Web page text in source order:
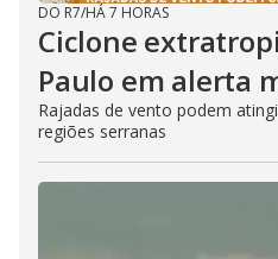
DO R7/HÁ 7 HORAS
Ciclone
Paulo em alerta
Rajadas de vento podem
regiões serranas